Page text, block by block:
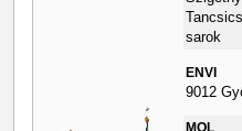
sarok
ENVI
9012
MOL